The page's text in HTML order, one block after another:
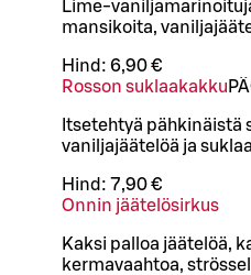
Lime-
mansikoita,
Hind: 6,90 €
Rosson suklaakakku PÄ
Itsetehtyä pähkinäistä
vaniljajäätelöä ja
Hind: 7,90 €
Onnin jäätelösirkus
Kaksi palloa jäätelöä,
kermavaahtoa,